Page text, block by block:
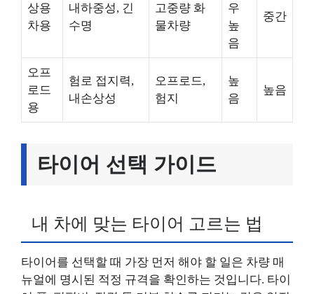
상용
차용
내하중성, 긴
수명
고중량 화
물차량
우
높
음
중간
오프
로드
용
험로 접지력,
내손상성
오프로드,
험지
높
음
높음
타이어 선택 가이드
내 차에 맞는 타이어 고르는 법
타이어를 선택할 때 가장 먼저 해야 할 일은 차량 매
뉴얼에 명시된 적정 규격을 확인하는 것입니다. 타이